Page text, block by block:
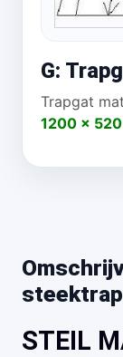
G:
Trapgat
1200 x 520
steektrap
STEIL